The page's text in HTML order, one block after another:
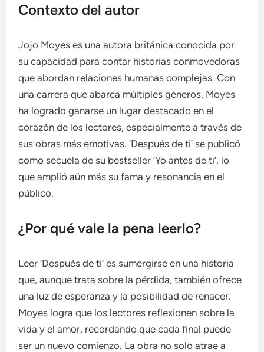
Contexto del autor
Jojo Moyes es una autora británica conocida por
su capacidad para contar historias conmovedoras
que abordan relaciones humanas complejas. Con
una carrera que abarca múltiples géneros, Moyes
ha logrado ganarse un lugar destacado en el
corazón de los lectores, especialmente a través de
sus obras más emotivas. ‘Después de ti’ se publicó
como secuela de su bestseller ‘Yo antes de ti’, lo
que amplió aún más su fama y resonancia en el
público.
¿Por qué vale la pena leerlo?
Leer ‘Después de ti’ es sumergirse en una historia
que, aunque trata sobre la pérdida, también ofrece
una luz de esperanza y la posibilidad de renacer.
Moyes logra que los lectores reflexionen sobre la
vida y el amor, recordando que cada final puede
ser un nuevo comienzo. La obra no solo atrae a